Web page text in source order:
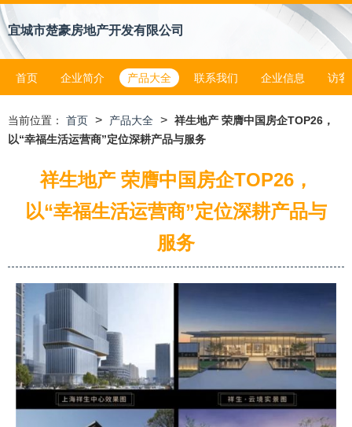
宜城市楚豪房地产开发有限公司
首页 企业简介 产品大全 联系我们 企业信息 访客
当前位置： 首页 > 产品大全 > 祥生地产 荣膺中国房企TOP26，
以“幸福生活运营商”定位深耕产品与服务
祥生地产 荣膺中国房企TOP26，
以“幸福生活运营商”定位深耕产品与
服务